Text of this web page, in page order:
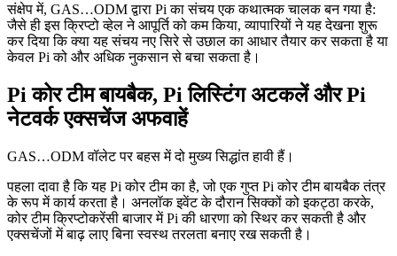
संक्षेप में, GAS…ODM द्वारा Pi का संचय एक कथात्मक चालक बन गया है:
जैसे ही इस क्रिप्टो व्हेल ने आपूर्ति को कम किया, व्यापारियों ने यह देखना शुरू
कर दिया कि क्या यह संचय नए सिरे से उछाल का आधार तैयार कर सकता है या
केवल Pi को और अधिक नुकसान से बचा सकता है।
Pi कोर टीम बायबैक, Pi लिस्टिंग अटकलें और Pi
नेटवर्क एक्सचेंज अफवाहें
GAS…ODM वॉलेट पर बहस में दो मुख्य सिद्धांत हावी हैं।
पहला दावा है कि यह Pi कोर टीम का है, जो एक गुप्त Pi कोर टीम बायबैक तंत्र
के रूप में कार्य करता है। अनलॉक इवेंट के दौरान सिक्कों को इकट्ठा करके,
कोर टीम क्रिप्टोकरेंसी बाजार में Pi की धारणा को स्थिर कर सकती है और
एक्सचेंजों में बाढ़ लाए बिना स्वस्थ तरलता बनाए रख सकती है।